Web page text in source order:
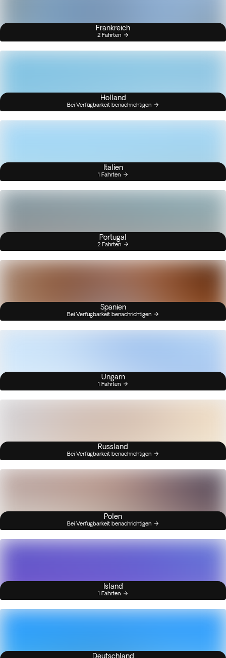
Frankreich
2 Fahrten
Holland
Bei Verfügbarkeit benachrichtigen
Italien
1 Fahrten
Portugal
2 Fahrten
Spanien
Bei Verfügbarkeit benachrichtigen
Ungarn
1 Fahrten
Russland
Bei Verfügbarkeit benachrichtigen
Polen
Bei Verfügbarkeit benachrichtigen
Island
1 Fahrten
Deutschland